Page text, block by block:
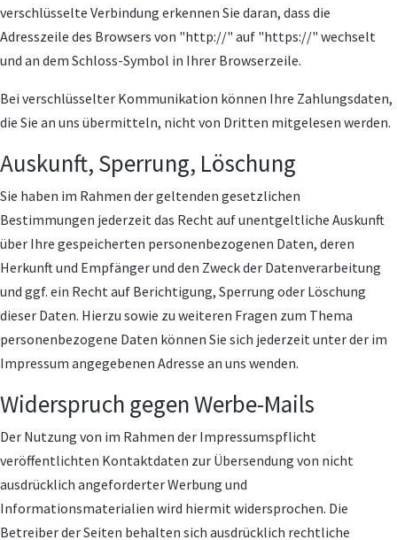
verschlüsselte Verbindung erkennen Sie daran, dass die
Adresszeile des Browsers von "http://" auf "https://" wechselt
und an dem Schloss-Symbol in Ihrer Browserzeile.
Bei verschlüsselter Kommunikation können Ihre Zahlungsdaten,
die Sie an uns übermitteln, nicht von Dritten mitgelesen werden.
Auskunft, Sperrung, Löschung
Sie haben im Rahmen der geltenden gesetzlichen
Bestimmungen jederzeit das Recht auf unentgeltliche Auskunft
über Ihre gespeicherten personenbezogenen Daten, deren
Herkunft und Empfänger und den Zweck der Datenverarbeitung
und ggf. ein Recht auf Berichtigung, Sperrung oder Löschung
dieser Daten. Hierzu sowie zu weiteren Fragen zum Thema
personenbezogene Daten können Sie sich jederzeit unter der im
Impressum angegebenen Adresse an uns wenden.
Widerspruch gegen Werbe-Mails
Der Nutzung von im Rahmen der Impressumspflicht
veröffentlichten Kontaktdaten zur Übersendung von nicht
ausdrücklich angeforderter Werbung und
Informationsmaterialien wird hiermit widersprochen. Die
Betreiber der Seiten behalten sich ausdrücklich rechtliche